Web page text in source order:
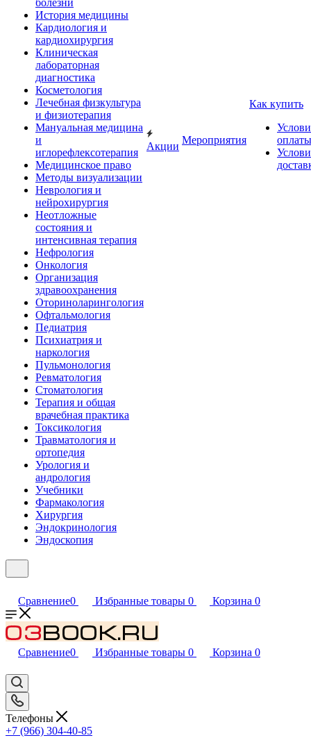
болезни
История медицины
Кардиология и
кардиохирургия
Клиническая
лабораторная
диагностика
Косметология
Лечебная физкультура
и физиотерапия
Мануальная медицина
и
иглорефлексотерапия
Медицинское право
Методы визуализации
Неврология и
нейрохирургия
Неотложные
состояния и
интенсивная терапия
Нефрология
Онкология
Организация
здравоохранения
Оториноларингология
Офтальмология
Педиатрия
Психиатрия и
наркология
Пульмонология
Ревматология
Стоматология
Терапия и общая
врачебная практика
Токсикология
Травматология и
ортопедия
Урология и
андрология
Учебники
Фармакология
Хирургия
Эндокринология
Эндоскопия
Акции
Мероприятия
Как купить
оплаты
Сравнение0 Избранные товары 0 Корзина 0
Сравнение0 Избранные товары 0 Корзина 0
Телефоны
+7 (966) 304-40-85